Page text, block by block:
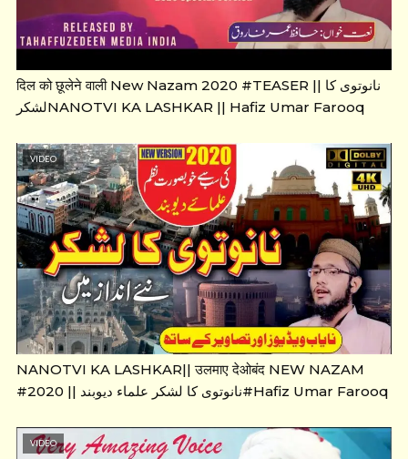
दिल को छूलेने वाली New Nazam 2020 #TEASER || نانوتوی کا
لشکرNANOTVI KA LASHKAR || Hafiz Umar Farooq
VIDEO
NANOTVI KA LASHKAR|| उलमाए देओबंद NEW NAZAM
#2020 || نانوتوی کا لشکر علماء دیوبند#Hafiz Umar Farooq
VIDEO